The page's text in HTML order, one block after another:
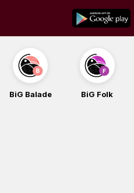
content
BiG Balade BiG Folk